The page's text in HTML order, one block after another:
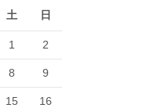
土 日
1 2
8 9
15 16